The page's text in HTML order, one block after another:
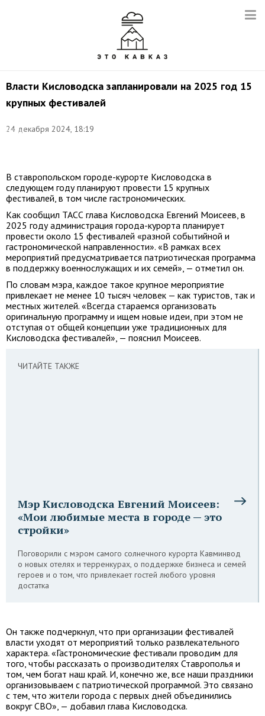
Власти Кисловодска запланировали на 2025 год 15
крупных фестивалей
24 декабря 2024, 18:19
Денис
В ставропольском городе-курорте Кисловодска в
следующем году планируют провести 15 крупных
фестивалей, в том числе гастрономических.
Как сообщил ТАСС глава Кисловодска Евгений Моисеев, в
2025 году администрация города-курорта планирует
провести около 15 фестивалей «разной событийной и
гастрономической направленности». «В рамках всех
мероприятий предусматривается патриотическая программа
в поддержку военнослужащих и их семей», — отметил он.
По словам мэра, каждое такое крупное мероприятие
привлекает не менее 10 тысяч человек — как туристов, так и
местных жителей. «Всегда стараемся организовать
оригинальную программу и ищем новые идеи, при этом не
отступая от общей концепции уже традиционных для
Кисловодска фестивалей», — пояснил Моисеев.
ЧИТАЙТЕ ТАКЖЕ
Мэр Кисловодска Евгений Моисеев:
«Мои любимые места в городе — это
стройки»
Поговорили с мэром самого солнечного курорта Кавминвод
о новых отелях и терренкурах, о поддержке бизнеса и семей
героев и о том, что привлекает гостей любого уровня
достатка
Он также подчеркнул, что при организации фестивалей
власти уходят от мероприятий только развлекательного
характера. «Гастрономические фестивали проводим для
того, чтобы рассказать о производителях Ставрополья и
том, чем богат наш край. И, конечно же, все наши праздники
организовываем с патриотической программой. Это связано
с тем, что жители города с первых дней объединились
вокруг СВО», — добавил глава Кисловодска.